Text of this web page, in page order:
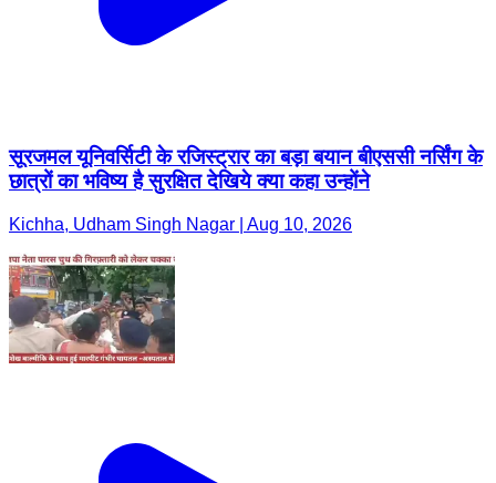
सूरजमल यूनिवर्सिटी के रजिस्ट्रार का बड़ा बयान बीएससी नर्सिंग के
छात्रों का भविष्य है सुरक्षित देखिये क्या कहा उन्होंने
Kichha, Udham Singh Nagar | Aug 10, 2026